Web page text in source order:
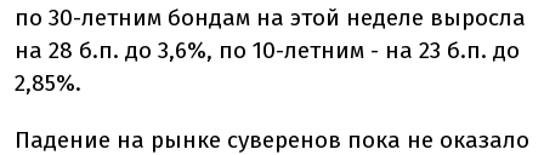
по 30-летним бондам на этой неделе выросла
на 28 б.п. до 3,6%, по 10-летним - на 23 б.п. до
2,85%.
Падение на рынке суверенов пока не оказало